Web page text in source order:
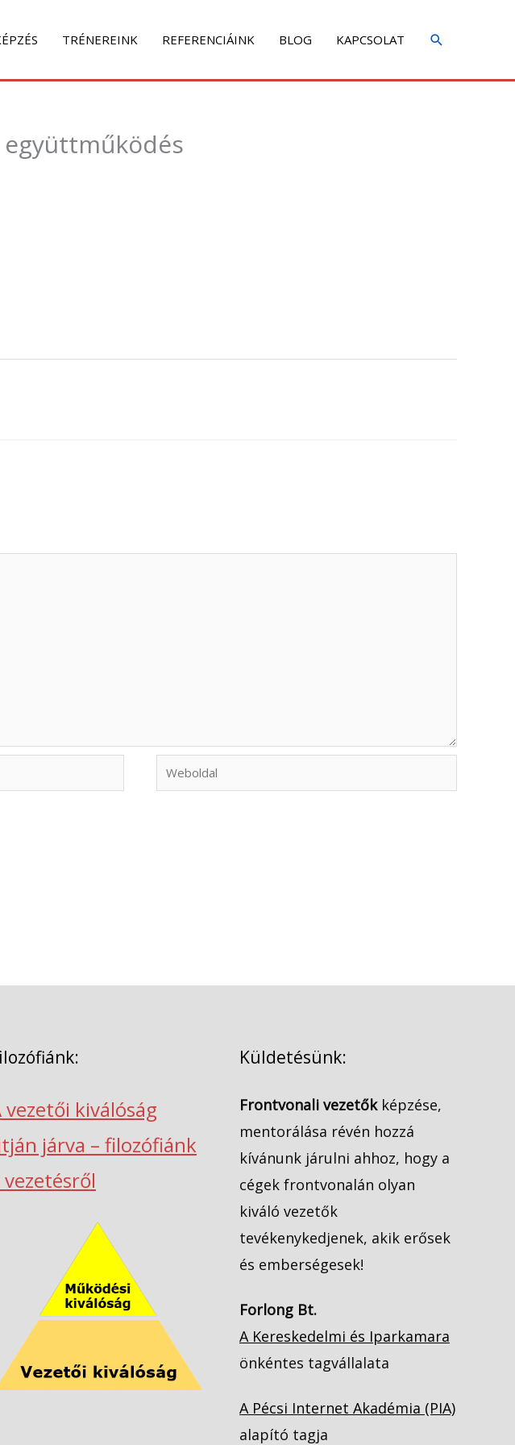
TRÉNEREINK REFERENCIÁINK BLOG KAPCSOLAT
együttműködés
Weboldal
vezetői kiválóság
járva – filozófiánk
vezetésről
Küldetésünk:
Frontvonali vezetőkképzése,
mentorálása révén hozzá
kívánunk járulni ahhoz, hogy a
cégek frontvonalán olyan
kiváló vezetők
tevékenykedjenek, akik erősek
és emberségesek!
Forlong Bt.
A Kereskedelmi és Iparkamara
önkéntes tagvállalata
A Pécsi Internet Akadémia (PIA)
alapító tagja